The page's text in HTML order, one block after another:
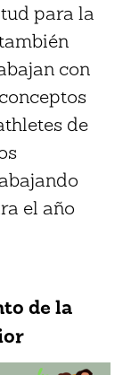
para la
con
de
el año
de la